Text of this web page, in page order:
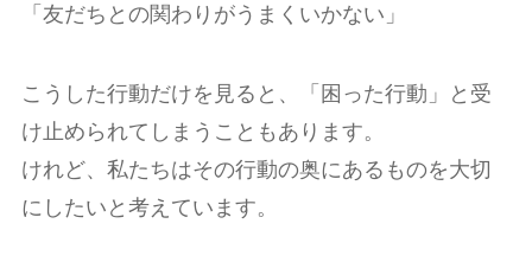
「友だちとの関わりがうまくいかない」
こうした行動だけを見ると、「困った行動」と受
け止められてしまうこともあります。
けれど、私たちはその行動の奥にあるものを大切
にしたいと考えています。